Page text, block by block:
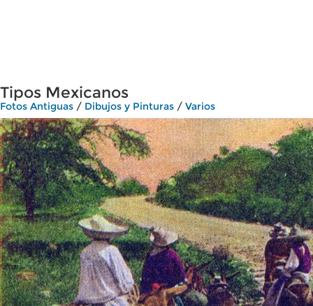
Tipos Mexicanos
Fotos Antiguas / Dibujos y Pinturas / Varios